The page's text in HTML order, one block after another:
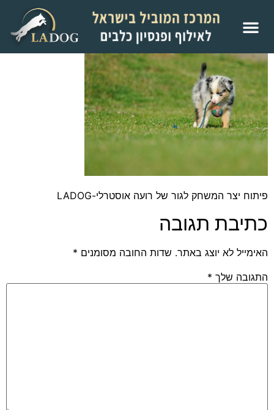
פיתוח יצר המשחק לגור של רועה אוסטרלי-LADOG
כתיבת תגובה
האימייל לא יוצג באתר. שדות החובה מסומנים *
התגובה שלך *